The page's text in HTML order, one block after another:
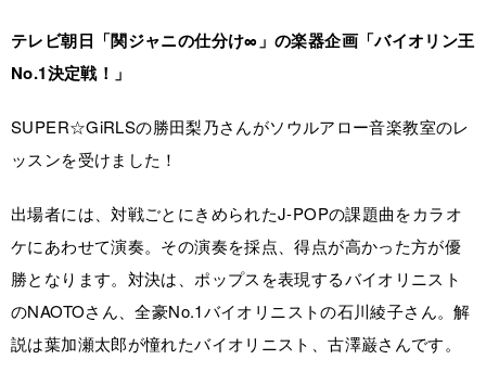
テレビ朝日「関ジャニの仕分け∞」の楽器企画「バイオリン王
No.1決定戦！」
SUPER☆GiRLSの勝田梨乃さんがソウルアロー音楽教室のレ
ッスンを受けました！
出場者には、対戦ごとにきめられたJ-POPの課題曲をカラオ
ケにあわせて演奏。その演奏を採点、得点が高かった方が優
勝となります。対決は、ポップスを表現するバイオリニスト
のNAOTOさん、全豪No.1バイオリニストの石川綾子さん。解
説は葉加瀬太郎が憧れたバイオリニスト、古澤巌さんです。